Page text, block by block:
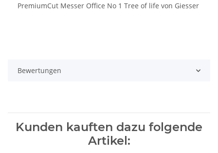
PremiumCut Messer Office No 1 Tree of life von Giesser
Bewertungen
Kunden kauften dazu folgende
Artikel: